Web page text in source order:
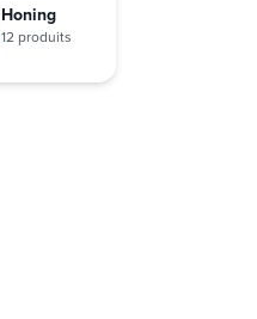
Honing
12 produits